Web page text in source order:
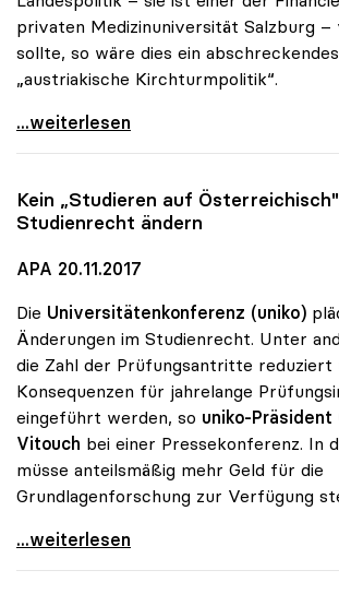
privaten Medizinuniversität Salzburg –
sollte, so wäre dies ein
„austriakische Kirchturmpolitik“.
uniko sieht in Zukauf von
...weiterlesen
Kein „Studieren auf
Studienrecht ändern
APA 20.11.2017
Die Universitätenkonferenz (uniko)
Änderungen im Studienrecht. Unter
die Zahl der Prüfungsantritte reduziert
Konsequenzen für jahrelange
eingeführt werden, so uniko-Präsident
Vitouch bei einer Pressekonferenz. In
müsse anteilsmäßig mehr Geld für die
Grundlagenforschung zur Verfügung
Kein „Studieren auf Österreichisch\":
...weiterlesen